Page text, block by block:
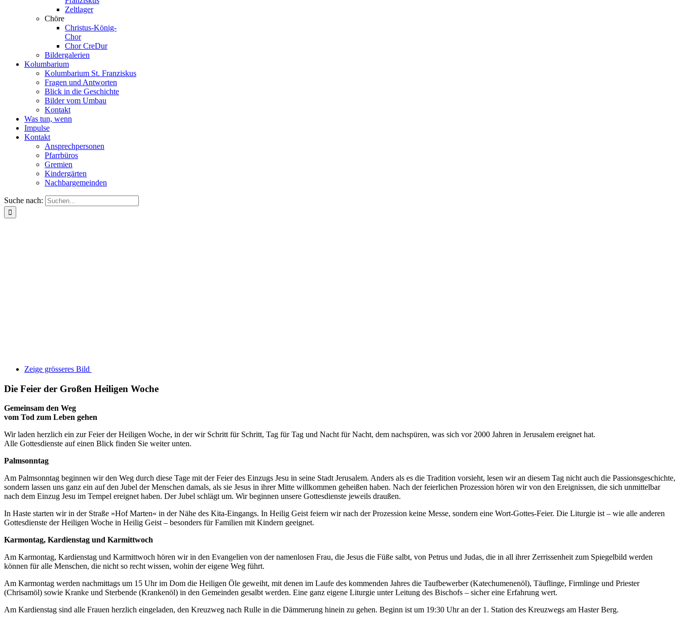
Zeltlager
Chöre
Christus-König-
Chor
Chor CreDur
Bildergalerien
Kolumbarium
Kolumbarium St. Franziskus
Fragen und Antworten
Blick in die Geschichte
Bilder vom Umbau
Kontakt
Was tun, wenn
Impulse
Kontakt
Ansprechpersonen
Pfarrbüros
Gremien
Kindergärten
Nachbargemeinden
Suche nach:
Zeige grösseres Bild
Die Feier der Großen Heiligen Woche
Gemeinsam den Weg
vom Tod zum Leben gehen
Wir laden herzlich ein zur Feier der Heiligen Woche, in der wir Schritt für Schritt, Tag für Tag und Nacht für Nacht, dem nachspüren, was sich vor 2000 Jahren in Jerusalem ereignet hat.
Alle Gottesdienste auf einen Blick finden Sie weiter unten.
Palmsonntag
Am Palmsonntag beginnen wir den Weg durch diese Tage mit der Feier des Einzugs Jesu in seine Stadt Jerusalem. Anders als es die Tradition vorsieht, lesen wir an diesem Tag nicht auch die Passionsgeschichte,
sondern lassen uns ganz ein auf den Jubel der Menschen damals, als sie Jesus in ihrer Mitte willkommen geheißen haben. Nach der feierlichen Prozession hören wir von den Ereignissen, die sich unmittelbar
nach dem Einzug Jesu im Tempel ereignet haben. Der Jubel schlägt um. Wir beginnen unsere Gottesdienste jeweils draußen.
In Haste starten wir in der Straße »Hof Marten« in der Nähe des Kita-Eingangs. In Heilig Geist feiern wir nach der Prozession keine Messe, sondern eine Wort-Gottes-Feier. Die Liturgie ist – wie alle anderen
Gottesdienste der Heiligen Woche in Heilig Geist – besonders für Familien mit Kindern geeignet.
Karmontag, Kardienstag und Karmittwoch
Am Karmontag, Kardienstag und Karmittwoch hören wir in den Evangelien von der namenlosen Frau, die Jesus die Füße salbt, von Petrus und Judas, die in all ihrer Zerrissenheit zum Spiegelbild werden
können für alle Menschen, die nicht so recht wissen, wohin der eigene Weg führt.
Am Karmontag werden nachmittags um 15 Uhr im Dom die Heiligen Öle geweiht, mit denen im Laufe des kommenden Jahres die Taufbewerber (Katechumenenöl), Täuflinge, Firmlinge und Priester
(Chrisamöl) sowie Kranke und Sterbende (Krankenöl) in den Gemeinden gesalbt werden. Eine ganz eigene Liturgie unter Leitung des Bischofs – sicher eine Erfahrung wert.
Am Kardienstag sind alle Frauen herzlich eingeladen, den Kreuzweg nach Rulle in die Dämmerung hinein zu gehen. Beginn ist um 19:30 Uhr an der 1. Station des Kreuzwegs am Haster Berg.